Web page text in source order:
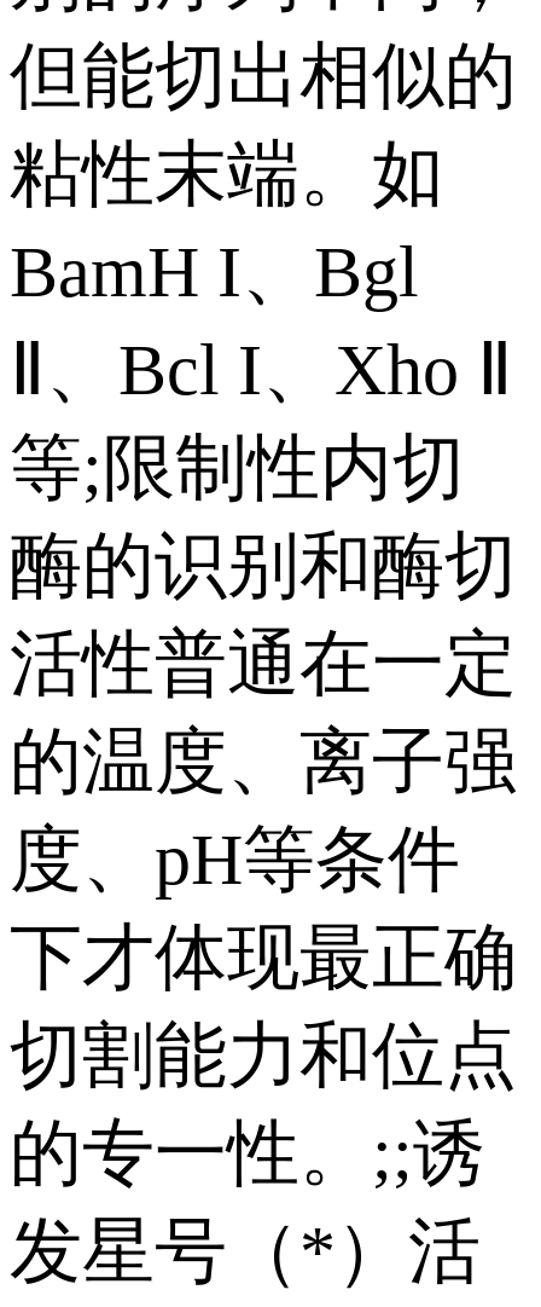
但能切出相似的
粘性末端。如
BamH I、Bgl
Ⅱ、Bcl I、Xho Ⅱ
等;限制性内切
酶的识别和酶切
活性普通在一定
的温度、离子强
度、pH等条件
下才体现最正确
切割能力和位点
的专一性。;;诱
发星号（*）活